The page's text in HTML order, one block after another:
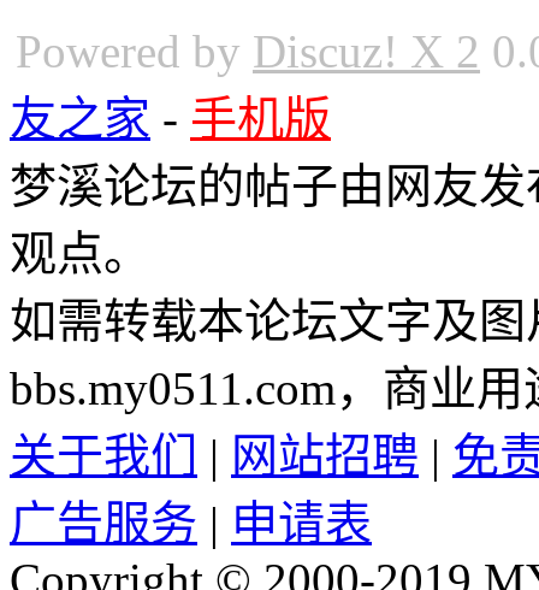
Powered by Discuz! X 2
友之家 - 手机版
梦溪论坛的帖子由网友
观点。
如需转载本论坛文字及
bbs.my0511.com，商业
关于我们 | 网站招聘 | 免
广告服务 | 申请表
Copyright © 2000-2019